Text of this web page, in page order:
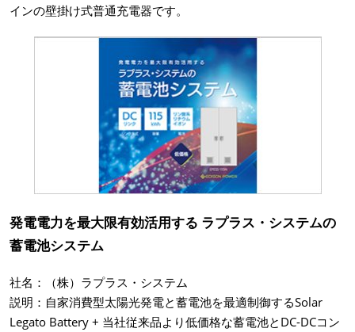
インの壁掛け式普通充電器です。
発電電力を最大限有効活用する ラプラス・システムの
蓄電池システム
社名：（株）ラプラス・システム
説明：自家消費型太陽光発電と蓄電池を最適制御するSolar
Legato Battery + 当社従来品より低価格な蓄電池とDC-DCコン